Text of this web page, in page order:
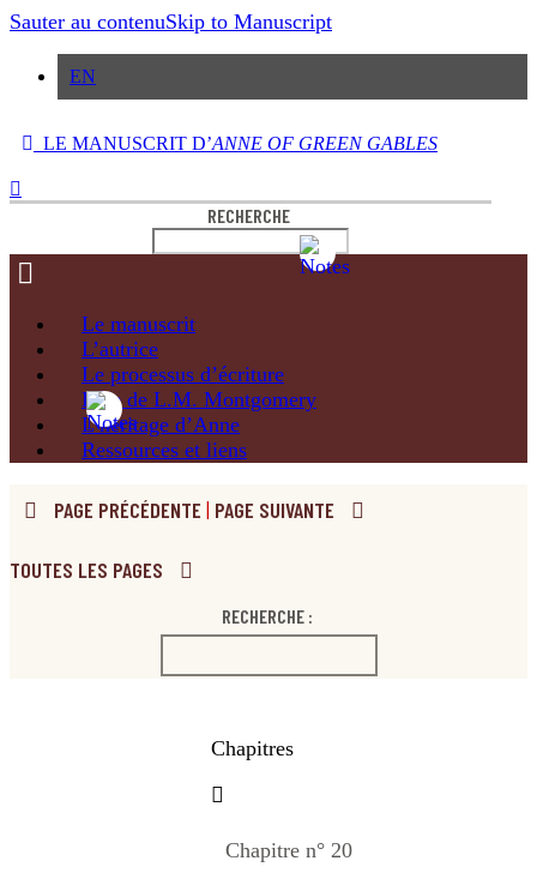
Sauter au contenuSkip to Manuscript
EN
LE MANUSCRIT D’ANNE OF GREEN GABLES
RECHERCHE
Le manuscrit
L’autrice
Le processus d’écriture
L’île de L.M. Montgomery
L’héritage d’Anne
Ressources et liens
PAGE PRÉCÉDENTE | PAGE SUIVANTE
TOUTES LES PAGES
RECHERCHE :
Chapitres
Chapitre n° 20